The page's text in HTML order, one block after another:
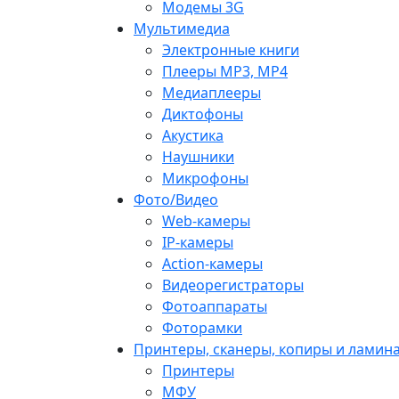
Модемы 3G
Мультимедиа
Электронные книги
Плееры MP3, MP4
Медиаплееры
Диктофоны
Акустика
Наушники
Микрофоны
Фото/Видео
Web-камеры
IP-камеры
Action-камеры
Видеорегистраторы
Фотоаппараты
Фоторамки
Принтеры, сканеры, копиры и
Принтеры
МФУ